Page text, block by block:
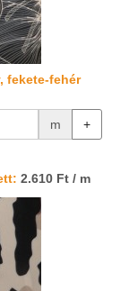
fekete-fehér
m +
2.610 Ft / m